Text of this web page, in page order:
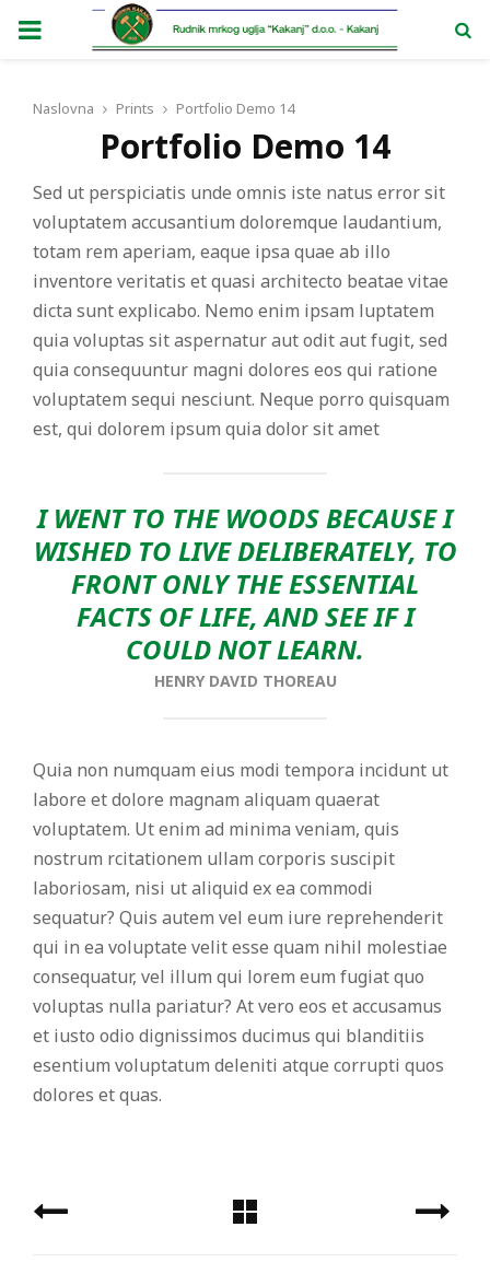
PRIMARY
Naslovna Prints Portfolio Demo 14
Portfolio Demo 14
Sed ut perspiciatis unde omnis iste natus error sit
voluptatem accusantium doloremque laudantium,
totam rem aperiam, eaque ipsa quae ab illo
inventore veritatis et quasi architecto beatae vitae
dicta sunt explicabo. Nemo enim ipsam luptatem
quia voluptas sit aspernatur aut odit aut fugit, sed
quia consequuntur magni dolores eos qui ratione
voluptatem sequi nesciunt. Neque porro quisquam
est, qui dolorem ipsum quia dolor sit amet
I WENT TO THE WOODS BECAUSE I
WISHED TO LIVE DELIBERATELY, TO
FRONT ONLY THE ESSENTIAL
FACTS OF LIFE, AND SEE IF I
COULD NOT LEARN.
HENRY DAVID THOREAU
Quia non numquam eius modi tempora incidunt ut
labore et dolore magnam aliquam quaerat
voluptatem. Ut enim ad minima veniam, quis
nostrum rcitationem ullam corporis suscipit
laboriosam, nisi ut aliquid ex ea commodi
sequatur? Quis autem vel eum iure reprehenderit
qui in ea voluptate velit esse quam nihil molestiae
consequatur, vel illum qui lorem eum fugiat quo
voluptas nulla pariatur? At vero eos et accusamus
et iusto odio dignissimos ducimus qui blanditiis
esentium voluptatum deleniti atque corrupti quos
dolores et quas.